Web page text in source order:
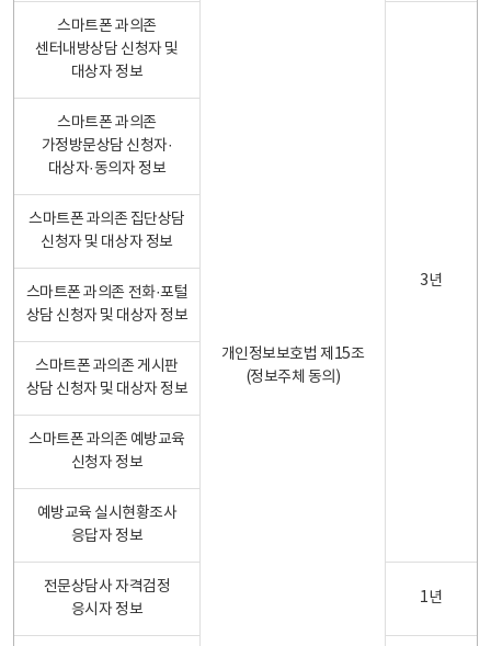
개인정보보호법 제15조
(정보주체 동의)
스마트폰 과의존
센터내방상담 신청자 및
대상자 정보
3년
스마트폰 과의존
가정방문상담 신청자·
대상자·동의자 정보
스마트폰 과의존 집단상담
신청자 및 대상자 정보
스마트폰 과의존 전화·포털
상담 신청자 및 대상자 정보
스마트폰 과의존 게시판
상담 신청자 및 대상자 정보
스마트폰 과의존 예방교육
신청자 정보
예방교육 실시현황조사
응답자 정보
전문상담사 자격검정
응시자 정보
1년